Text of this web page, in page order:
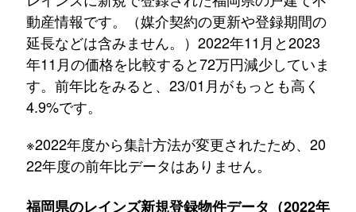
動産情報です。（媒介契約の更新や登録期間の
延長などは含みません。）2022年11月と2023
年11月の価格を比較すると72万円減少していま
す。前年比をみると、23/01月がもっとも高く
4.9%です。
※2022年度から集計方法が変更されたため、20
22年度の前年比データはありません。
福岡県のレインズ新規登録物件データ（2022年11